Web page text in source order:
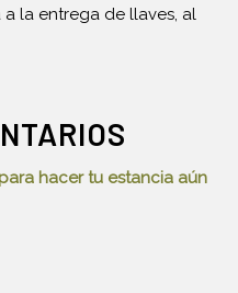
la entrega de llaves, al
hacer tu estancia aún